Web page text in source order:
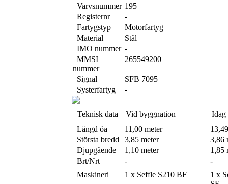
Varvsnummer 195
Registernr
-
Fartygstyp
Motorfartyg
Material
Stål
IMO nummer -
MMSI
nummer
265549200
Signal
SFB 7095
Systerfartyg
-
Teknisk data Vid byggnation
Idag
Längd öa
11,00 meter
Största bredd
3,85 meter
3,86
Djupgående
1,10 meter
1,85
Brt/Nrt
-
-
Maskineri
1 x Seffle S210 BF
1 x